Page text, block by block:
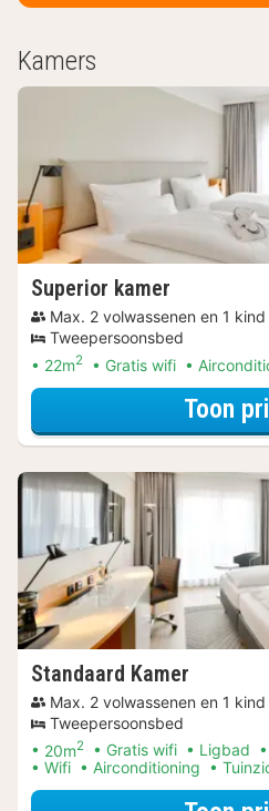
Kamers
Superior kamer
Max. 2 volwassenen en 1 kind
Tweepersoonsbed
22m2 Gratis wifi
Toon
Standaard Kamer
Max. 2 volwassenen en 1 kind
Tweepersoonsbed
20m2 Gratis wifi Ligbad
Wifi
Airconditioning